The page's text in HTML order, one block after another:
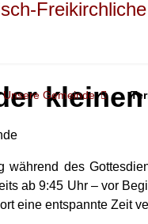
Unsere Gemeinde
während des
ab 9:45 Uhr – vor
eine entspannte Zeit